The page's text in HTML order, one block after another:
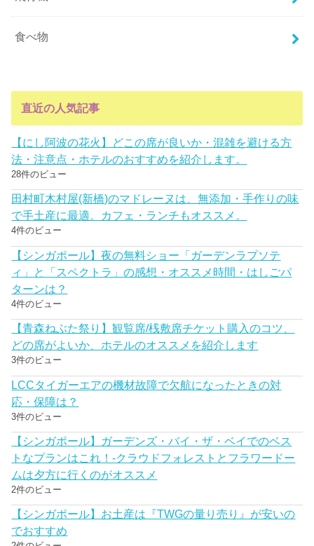
食べ物
直近の人気記事
【にし阿波の花火】どこの席が良いか・混雑を避ける方
法・注意点・ホテルのおすすめを紹介します。
28件のビュー
田村町木村屋(新橋)のマドレーヌは、無添加・手作りの味
で手土産に最適。カフェ・ランチもオススメ。
4件のビュー
【シンガポール】夜の無料ショー「ガーデンラプソテ
ィ」と「スペクトラ」の感想・オススメ時間・はしごパ
ターンは？
4件のビュー
【青森ねぶた祭り】観覧席/桟敷席チケット購入のコツ、
どの席がよいか、ホテルのオススメを紹介します
3件のビュー
LCCタイガーエアの機材故障で欠航になったときの対
応・保障は？
3件のビュー
【シンガポール】ガーデンズ・バイ・ザ・ベイでのベス
トなプランはこれ！-クラウドフォレストとフラワードー
ムは夕方に行くのがオススメ
2件のビュー
【シンガポール】お土産は『TWGの量り売り』が安いの
でおすすめ